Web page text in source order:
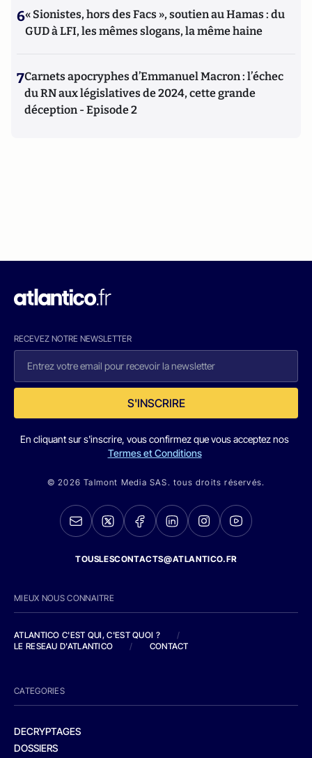
6« Sionistes, hors des Facs », soutien au Hamas : du
GUD à LFI, les mêmes slogans, la même haine
7Carnets apocryphes d’Emmanuel Macron : l’échec
du RN aux législatives de 2024, cette grande
déception - Episode 2
RECEVEZ NOTRE NEWSLETTER
S'INSCRIRE
En cliquant sur s'inscrire, vous confirmez que vous acceptez nos
Termes et Conditions
© 2026 Talmont Media SAS. tous droits réservés.
TOUSLESCONTACTS@ATLANTICO.FR
MIEUX NOUS CONNAITRE
ATLANTICO C'EST QUI, C'EST QUOI ?
/
LE RESEAU D'ATLANTICO
/ CONTACT
CATEGORIES
DECRYPTAGES
DOSSIERS